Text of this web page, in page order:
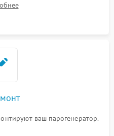
ваш парогенератор.